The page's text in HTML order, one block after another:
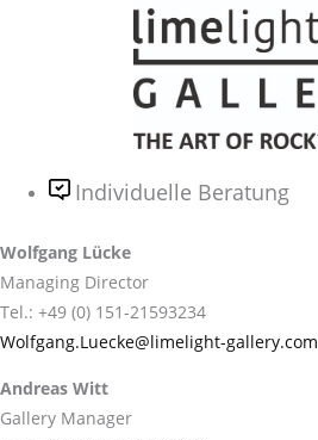
Individuelle Beratung
Wolfgang Lücke
Managing Director
Tel.: +49 (0) 151-21593234
Wolfgang.Luecke@limelight-gallery.com
Andreas Witt
Gallery Manager